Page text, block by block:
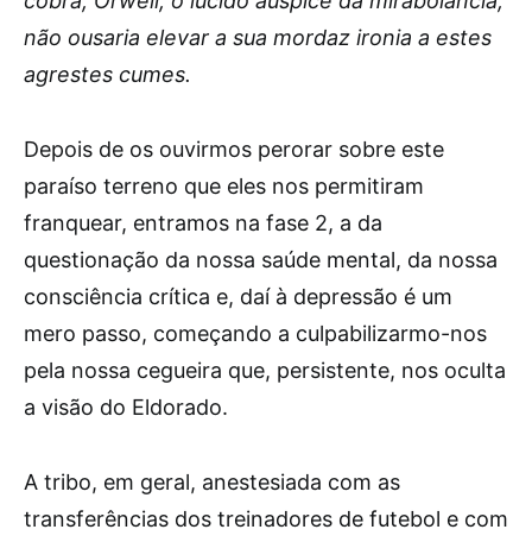
não ousaria elevar a sua mordaz ironia a estes
agrestes cumes.
Depois de os ouvirmos perorar sobre este
paraíso terreno que eles nos permitiram
franquear, entramos na fase 2, a da
questionação da nossa saúde mental, da nossa
consciência crítica e, daí à depressão é um
mero passo, começando a culpabilizarmo-nos
pela nossa cegueira que, persistente, nos oculta
a visão do Eldorado.
A tribo, em geral, anestesiada com as
transferências dos treinadores de futebol e com